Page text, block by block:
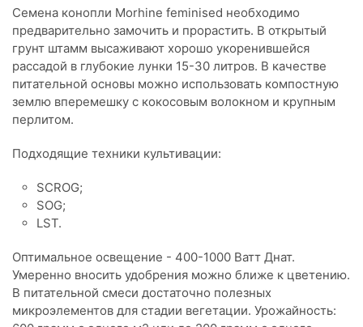
Семена конопли Morhine feminised необходимо
предварительно замочить и прорастить. В открытый
грунт штамм высаживают хорошо укоренившейся
рассадой в глубокие лунки 15-30 литров. В качестве
питательной основы можно использовать компостную
землю вперемешку с кокосовым волокном и крупным
перлитом.
Подходящие техники культивации:
SCROG;
SOG;
LST.
Оптимальное освещение - 400-1000 Ватт Днат.
Умеренно вносить удобрения можно ближе к цветению.
В питательной смеси достаточно полезных
микроэлементов для стадии вегетации. Урожайность: